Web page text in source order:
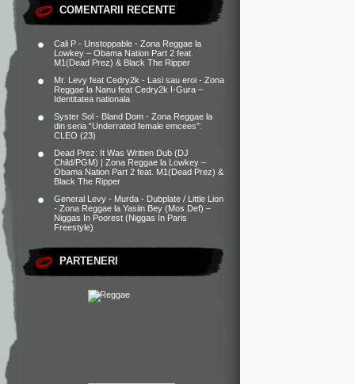
COMENTARII RECENTE
Cali P - Unstoppable - Zona Reggae la
Lowkey – Obama Nation Part 2 feat.
M1(Dead Prez) & Black The Ripper
Mr. Levy feat Cedry2k - Lasi sau eroi - Zona
Reggae la Nanu feat Cedry2k I-Gura –
Identitatea nationala
Syster Sol - Bland Dom - Zona Reggae la
din seria “Underrated female emcees”:
CLEO (23)
Dead Prez: It Was Written Dub (DJ
Child/PGM) | Zona Reggae la Lowkey –
Obama Nation Part 2 feat. M1(Dead Prez) &
Black The Ripper
General Levy - Murda - Dubplate / Little Lion
- Zona Reggae la Yasiin Bey (Mos Def) –
Niggas In Poorest (Niggas In Paris
Freestyle)
PARTENERI